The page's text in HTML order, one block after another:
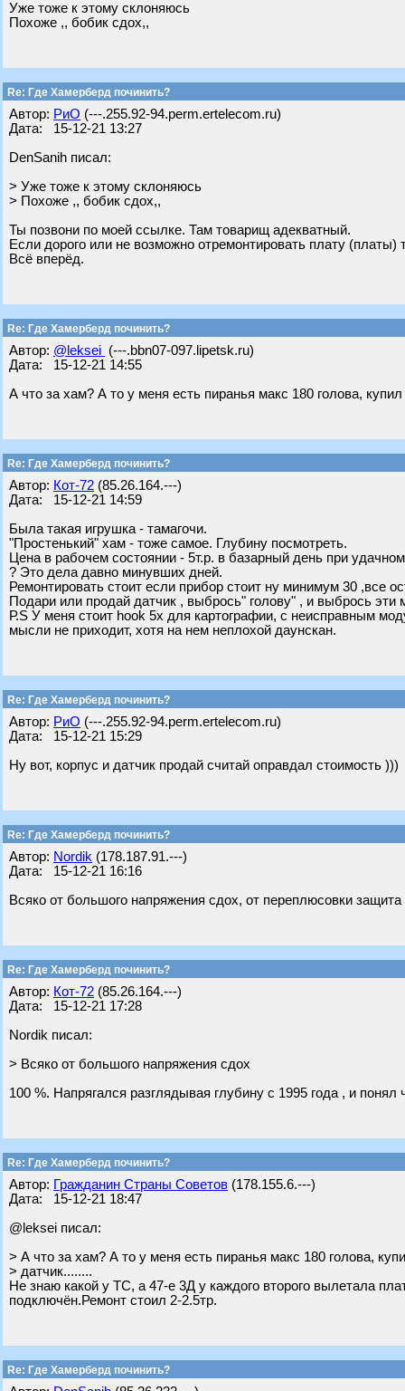
Уже тоже к этому склоняюсь
Похоже ,, бобик сдох,,
Re: Где Хамерберд починить?
Автор: РиО (---.255.92-94.perm.ertelecom.ru)
Дата: 15-12-21 13:27
DenSanih писал:
> Уже тоже к этому склоняюсь
> Похоже ,, бобик сдох,,
Ты позвони по моей ссылке. Там товарищ адекватный.
Если дорого или не возможно отремонтировать плату (платы)
Всё вперёд.
Re: Где Хамерберд починить?
Автор: @leksei (---.bbn07-097.lipetsk.ru)
Дата: 15-12-21 14:55
А что за хам? А то у меня есть пиранья макс 180 голова,
Re: Где Хамерберд починить?
Автор: Кот-72 (85.26.164.---)
Дата: 15-12-21 14:59
Была такая игрушка - тамагочи.
"Простенький" хам - тоже самое. Глубину посмотреть.
Цена в рабочем состоянии - 5т.р. в базарный день при
? Это дела давно минувших дней.
Ремонтировать стоит если прибор стоит ну минимум 30 ,все
Подари или продай датчик , выбрось" голову" , и выбрось
Р.S У меня стоит hook 5х для картографии, с неисправным
мысли не приходит, хотя на нем неплохой даунскан.
Re: Где Хамерберд починить?
Автор: РиО (---.255.92-94.perm.ertelecom.ru)
Дата: 15-12-21 15:29
Ну вот, корпус и датчик продай считай оправдал стоимость )))
Re: Где Хамерберд починить?
Автор: Nordik (178.187.91.---)
Дата: 15-12-21 16:16
Всяко от большого напряжения сдох, от переплюсовки защита
Re: Где Хамерберд починить?
Автор: Кот-72 (85.26.164.---)
Дата: 15-12-21 17:28
Nordik писал:
> Всяко от большого напряжения сдох
100 %. Напрягался разглядывая глубину с 1995 года , и понял
Re: Где Хамерберд починить?
Автор: Гражданин Страны Советов (178.155.6.---)
Дата: 15-12-21 18:47
@leksei писал:
> А что за хам? А то у меня есть пиранья макс 180 голова,
> датчик........
Не знаю какой у ТС, а 47-е 3Д у каждого второго вылетала
подключён.Ремонт стоил 2-2.5тр.
Re: Где Хамерберд починить?